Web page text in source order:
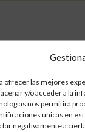
ofrecer las mejores
y/o acceder a la
nos permitirá
únicas en
negativamente a